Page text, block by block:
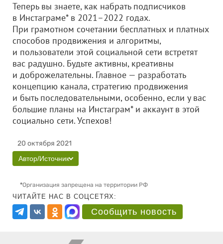
Теперь вы знаете, как набрать подписчиков
в Инстаграме* в 2021–2022 годах.
При грамотном сочетании бесплатных и платных
способов продвижения и алгоритмы,
и пользователи этой социальной сети встретят
вас радушно. Будьте активны, креативны
и доброжелательны. Главное — разработать
концепцию канала, стратегию продвижения
и быть последовательными, особенно, если у вас
большие планы на Инстаграм* и аккаунт в этой
социально сети. Успехов!
20 октября 2021
Автор/Источник
*Организация запрещена на территории РФ
ЧИТАЙТЕ НАС В СОЦСЕТЯХ:
Сообщить новость